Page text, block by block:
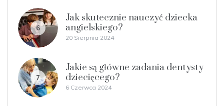
6
Jak skutecznie nauczyć dziecka
angielskiego?
20 Sierpnia 2024
7
Jakie są główne zadania dentysty
dziecięcego?
6 Czerwca 2024